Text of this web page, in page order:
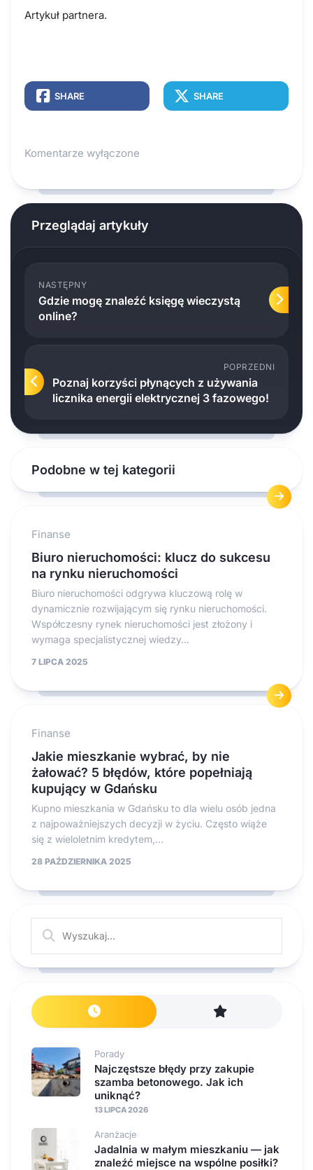
Artykuł partnera.
SHARE SHARE
Komentarze wyłączone
Przeglądaj artykuły
NASTĘPNY
Gdzie mogę znaleźć księgę wieczystą
online?
POPRZEDNI
Poznaj korzyści płynących z używania
licznika energii elektrycznej 3 fazowego!
Podobne w tej kategorii
Finanse
Biuro nieruchomości: klucz do sukcesu
na rynku nieruchomości
Biuro nieruchomości odgrywa kluczową rolę w
dynamicznie rozwijającym się rynku nieruchomości.
Współczesny rynek nieruchomości jest złożony i
wymaga specjalistycznej wiedzy...
7 LIPCA 2025
Finanse
Jakie mieszkanie wybrać, by nie
żałować? 5 błędów, które popełniają
kupujący w Gdańsku
Kupno mieszkania w Gdańsku to dla wielu osób jedna
z najpoważniejszych decyzji w życiu. Często wiąże
się z wieloletnim kredytem,...
28 PAŹDZIERNIKA 2025
Porady
Najczęstsze błędy przy zakupie
szamba betonowego. Jak ich
uniknąć?
13 LIPCA 2026
Aranżacje
Jadalnia w małym mieszkaniu — jak
znaleźć miejsce na wspólne posiłki?